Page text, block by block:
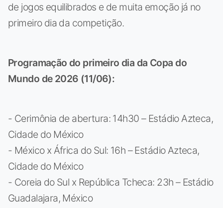
de jogos equilibrados e de muita emoção já no
primeiro dia da competição.
Programação do primeiro dia da Copa do
Mundo de 2026 (11/06):
- Cerimônia de abertura: 14h30 – Estádio Azteca,
Cidade do México
- México x África do Sul: 16h – Estádio Azteca,
Cidade do México
- Coreia do Sul x República Tcheca: 23h – Estádio
Guadalajara, México